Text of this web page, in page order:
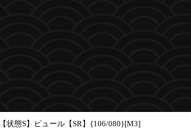
【状態S】ピュール【SR】{106/080}[M3]